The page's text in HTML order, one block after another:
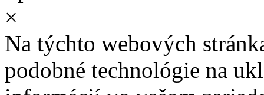
×
Na týchto webových
podobné technológie na